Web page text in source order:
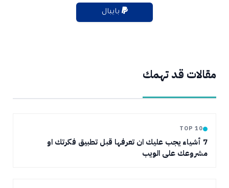
مقالات قد تهمك
TOP 10
7 أشياء يجب عليك ان تعرفها قبل تطبيق فكرتك او
مشروعك على الويب